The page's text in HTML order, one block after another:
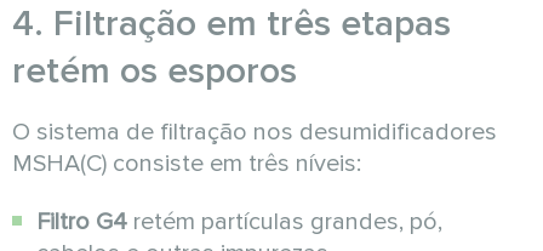
4. Filtração em três etapas
retém os esporos
O sistema de filtração nos desumidificadores
MSHA(C) consiste em três níveis:
Filtro G4 retém partículas grandes, pó,